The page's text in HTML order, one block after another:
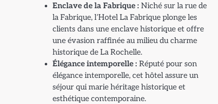
Enclave de la Fabrique : Niché sur la rue de
la Fabrique, l’Hotel La Fabrique plonge les
clients dans une enclave historique et offre
une évasion raffinée au milieu du charme
historique de La Rochelle.
Élégance intemporelle : Réputé pour son
élégance intemporelle, cet hôtel assure un
séjour qui marie héritage historique et
esthétique contemporaine.